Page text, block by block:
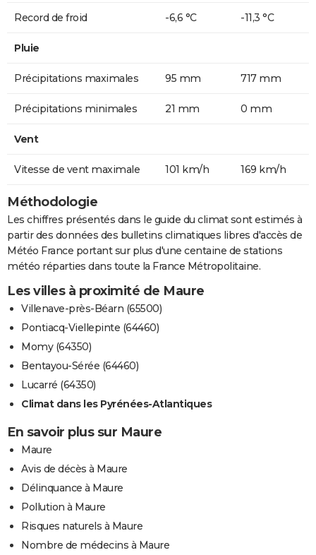
Record de froid -6,6 °C -11,3 °C
Pluie
Précipitations maximales 95 mm 717 mm
Précipitations minimales 21 mm 0 mm
Vent
Vitesse de vent maximale 101 km/h 169 km/h
Méthodologie
Les chiffres présentés dans le guide du climat sont estimés à
partir des données des bulletins climatiques libres d'accès de
Météo France portant sur plus d'une centaine de stations
météo réparties dans toute la France Métropolitaine.
Les villes à proximité de Maure
Villenave-près-Béarn (65500)
Pontiacq-Viellepinte (64460)
Momy (64350)
Bentayou-Sérée (64460)
Lucarré (64350)
Climat dans les Pyrénées-Atlantiques
En savoir plus sur Maure
Maure
Avis de décès à Maure
Délinquance à Maure
Pollution à Maure
Risques naturels à Maure
Nombre de médecins à Maure